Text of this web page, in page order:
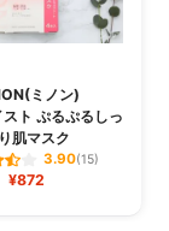
ミノン)
ト ぷるぷるしっ
肌マスク
3.90(15)
¥872